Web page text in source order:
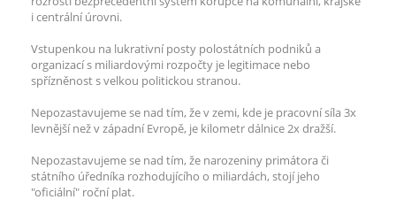
i centrální úrovni.
Vstupenkou na lukrativní posty polostátních podniků a
organizací s miliardovými rozpočty je legitimace nebo
spřízněnost s velkou politickou stranou.
Nepozastavujeme se nad tím, že v zemi, kde je pracovní síla 3x
levnější než v západní Evropě, je kilometr dálnice 2x dražší.
Nepozastavujeme se nad tím, že narozeniny primátora či
státního úředníka rozhodujícího o miliardách, stojí jeho
"oficiální" roční plat.